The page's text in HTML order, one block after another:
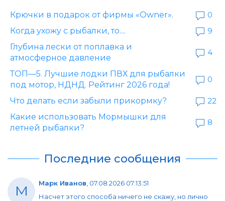
Крючки в подарок от фирмы «Owner».
0
Когда ухожу с рыбалки, то....
9
Глубина лески от поплавка и
атмосферное давление
4
ТОП—5. Лучшие лодки ПВХ для рыбалки
под мотор, НДНД. Рейтинг 2026 года!
0
Что делать если забыли прикормку?
22
Какие использовать Мормышки для
летней рыбалки?
8
Последние сообщения
М Марк Иванов 07.08.2026 07:13:51
Насчет этого способа ничего не скажу, но лично